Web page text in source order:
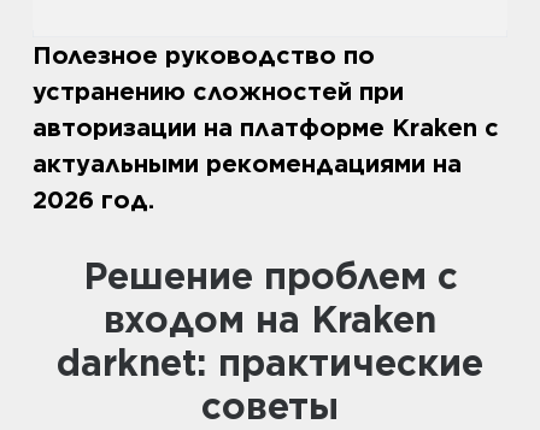
Полезное руководство по
устранению сложностей при
авторизации на платформе Kraken с
актуальными рекомендациями на
2026 год.
Решение проблем с
входом на Kraken
darknet: практические
советы